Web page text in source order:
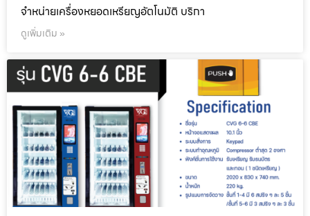
จำหน่ายเครื่องหยอดเหรียญ​อัตโนมัติ บริกา
ดูเพิ่มเติม »